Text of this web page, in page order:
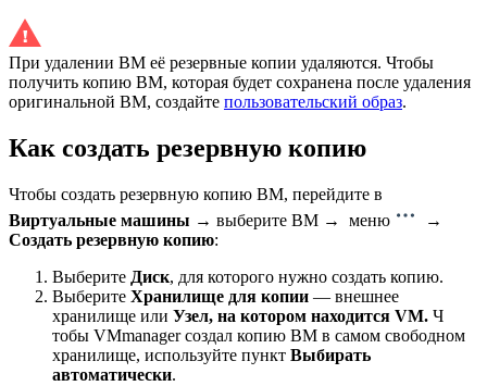
При удалении ВМ её резервные копии удаляются. Чтобы
получить копию ВМ, которая будет сохранена после удаления
оригинальной ВМ, создайте пользовательский образ.
Как создать резервную копию
Чтобы создать резервную копию ВМ, перейдите в
Виртуальные машины → выберите ВМ → меню
→
Создать резервную копию:
Выберите Диск, для которого нужно создать копию.
Выберите Хранилище для копии — внешнее
хранилище или Узел, на котором находится VM. Ч
тобы VMmanager создал копию ВМ в самом свободном
хранилище, используйте пункт Выбирать
автоматически.